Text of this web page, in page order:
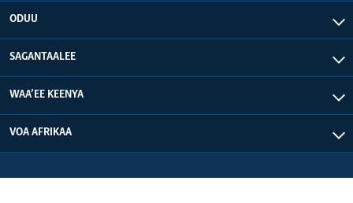
ODUU
SAGANTAALEE
WAA’EE KEENYA
VOA AFRIKAA